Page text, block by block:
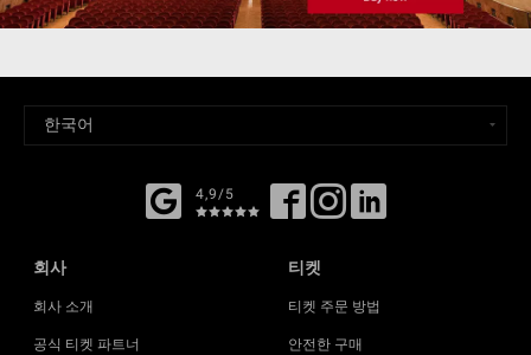
4,9/5
회사
회사 소개
공식 티켓 파트너
티켓
티켓 주문 방법
안전한 구매